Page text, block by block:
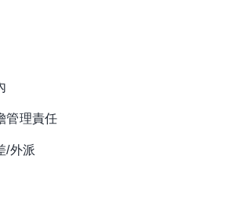
管理責任
/外派